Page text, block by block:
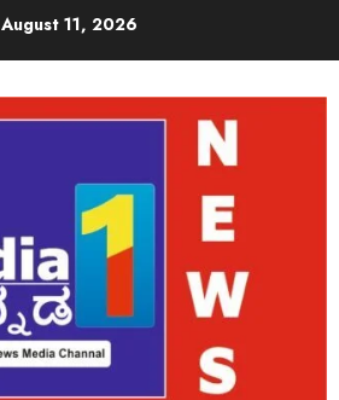
August 11, 2026